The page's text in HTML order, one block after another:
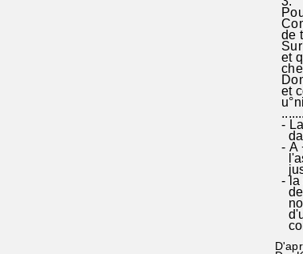
de
et
et
-
- A
- la
de